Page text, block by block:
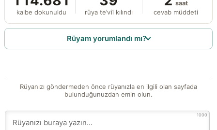
kalbe dokunuldu rüya te’vîl kılındı
saat
cevab müddeti
Rüyam yorumlandı mı?
Rüyanızı göndermeden önce rüyanızla en ilgili olan sayfada
bulunduğunuzdan emin olun.
1000